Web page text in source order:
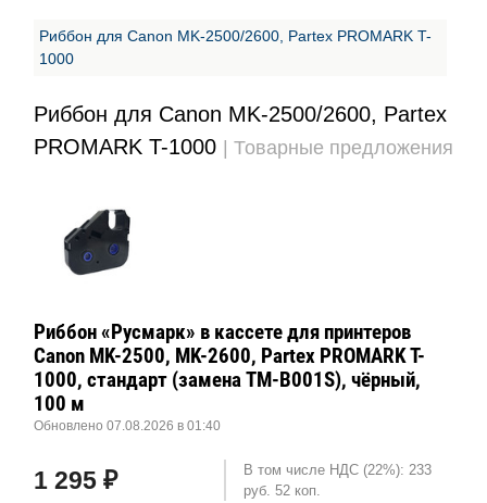
Риббон для Canon MK-2500/2600, Partex PROMARK T-
1000
Риббон для Canon MK-2500/2600, Partex
PROMARK T-1000
| Товарные предложения
Риббон «Русмарк» в кассете для принтеров
Canon MK-2500, MK-2600, Partex PROMARK T-
1000, стандарт (замена TM-B001S), чёрный,
100 м
Обновлено 07.08.2026 в 01:40
1 295 ₽
В том числе НДС (22%): 233
руб. 52 коп.